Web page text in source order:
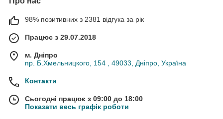
98% позитивних з 2381 відгука за рік
Працює з 29.07.2018
м. Дніпро
пр. Б.Хмельницкого, 154 , 49033, Дніпро, Україна
Контакти
Сьогодні працює з 09:00 до 18:00
Показати весь графік роботи